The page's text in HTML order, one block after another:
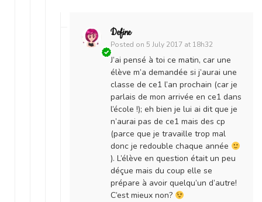
Define
Posted on 5 July 2017 at 18h32
J’ai pensé à toi ce matin, car une
élève m’a demandée si j’aurai une
classe de ce1 l’an prochain (car je
parlais de mon arrivée en ce1 dans
l’école !); eh bien je lui ai dit que je
n’aurai pas de ce1 mais des cp
(parce que je travaille trop mal
donc je redouble chaque année
). L’élève en question était un peu
déçue mais du coup elle se
prépare à avoir quelqu’un d’autre!
C’est mieux non?